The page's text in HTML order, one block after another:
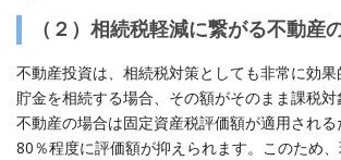
（２） 相続税軽減に繋がる不動産
不動産投資は、相続税対策としても非常に効
貯金を相続する場合、その額がそのまま課税対
不動産の場合は固定資産税評価額が適用される
80％程度に評価額が抑えられます。このため